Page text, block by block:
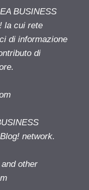
BUSINESS
la cui rete
di informazione
di
network.
other